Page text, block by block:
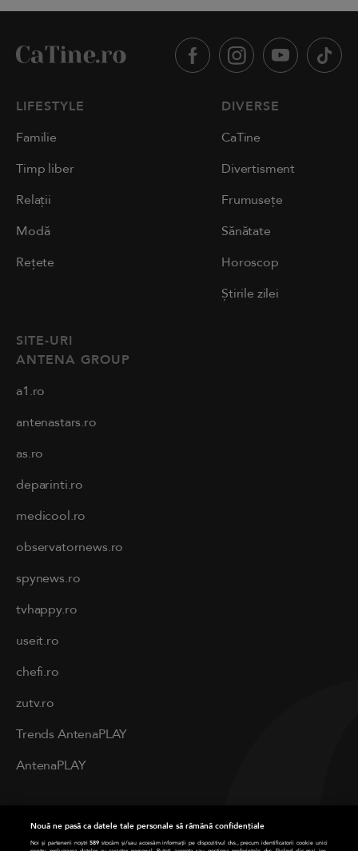
LIFESTYLE
Familie
Timp liber
Relații
Modă
Rețete
DIVERSE
CaTine
Divertisment
Frumusețe
Sănătate
Horoscop
Știrile zilei
SITE-URI
ANTENA GROUP
a1.ro
antenastars.ro
as.ro
deparinti.ro
medicool.ro
observatornews.ro
spynews.ro
tvhappy.ro
useit.ro
chefi.ro
zutv.ro
Trends AntenaPLAY
AntenaPLAY
Cod deontologic
Nouă ne pasă ca datele tale personale să rămână confidențiale
Noi și partenerii noștri589 stocăm și/sau accesăm informații pe dispozitivul dvs., precum identificatorii cookie unici